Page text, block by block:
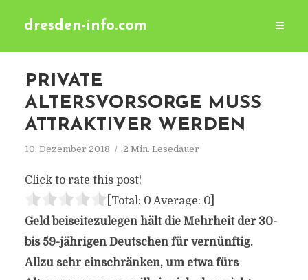
dresden-info.com
PRIVATE
ALTERSVORSORGE MUSS
ATTRAKTIVER WERDEN
10. Dezember 2018 2 Min. Lesedauer
Click to rate this post!
[Total: 0 Average: 0]
Geld beiseitezulegen hält die Mehrheit der 30-
bis 59-jährigen Deutschen für vernünftig.
Allzu sehr einschränken, um etwa fürs